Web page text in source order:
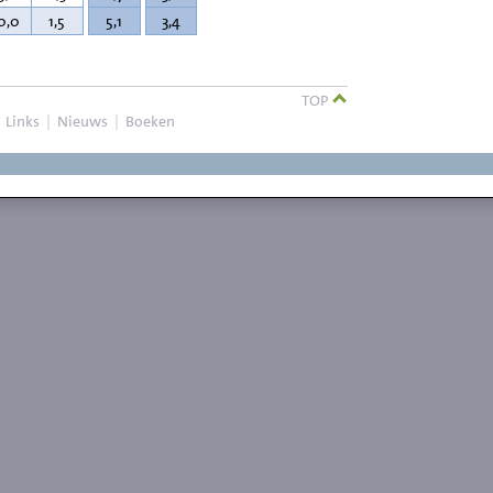
1,5 5,1 3,4
TOP
Links | Nieuws | Boeken